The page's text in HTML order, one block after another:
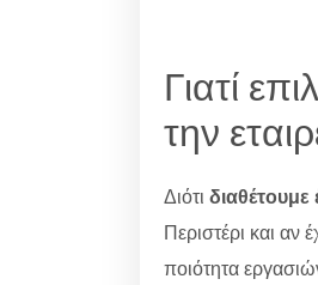
Γιατί
την
Διότι διαθέτουμε
Περιστέρι και αν
ποιότητα